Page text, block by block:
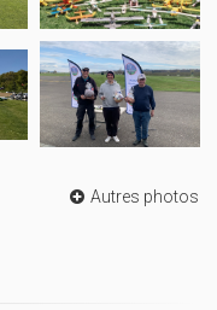
Autres photos